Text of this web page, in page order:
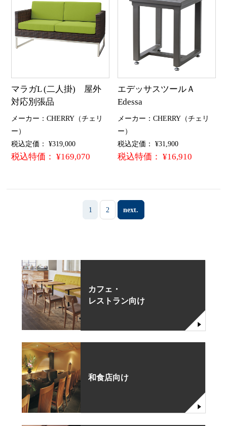
マラガL (二人掛) 屋外
対応別張品
メーカー：CHERRY（チェリ
ー）
税込定価： ¥319,000
税込特価： ¥169,070
エデッサスツールＡ
Edessa
メーカー：CHERRY（チェリ
ー）
税込定価： ¥31,900
税込特価： ¥16,910
1 2 next.
カフェ・
レストラン向け
和食店向け